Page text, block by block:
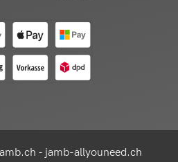
- jamb-allyouneed.ch